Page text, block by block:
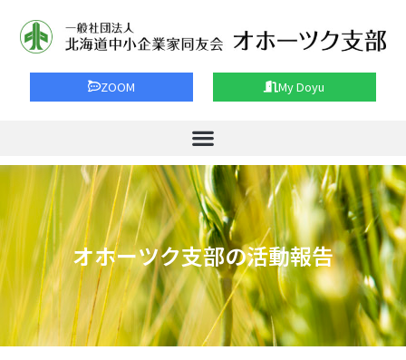
ZOOM My Doyu
オホーツク支部の活動報告